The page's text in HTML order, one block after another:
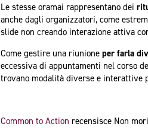
Le stesse oramai rappresentano dei
anche dagli organizzatori, come
slide non creando interazione attiva
Come gestire una riunione per farla
eccessiva di appuntamenti nel corso
trovano modalità diverse e interattive
Common to Action recensisce Non